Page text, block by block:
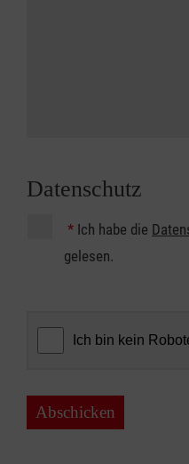
Datenschutz
* Ich habe die
gelesen.
Abschicken